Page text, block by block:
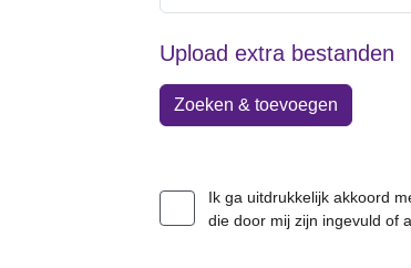
Upload extra bestanden
Zoeken & toevoegen
Ik ga uitdrukkelijk akkoord
die door mij zijn ingevuld of